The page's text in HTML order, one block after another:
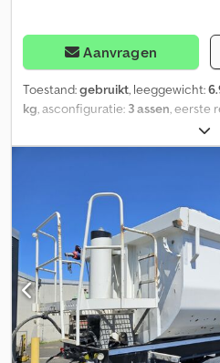
Aanvragen
Toestand:gebruikt, leeggewicht:
kg , asconfiguratie: 3 assen , eerste
,
laadruimtehoogte:2.400 mm,
Kleur RAL 7032, kiezelgrijs
remsysteem) Draagvermogen
daalfunctionaliteit Vloer 10 mm -
assen Laatste as met
Onderrijbescherming,
Graanschui Rolzeil Laadplatform
Dura Bright Wijzigingen